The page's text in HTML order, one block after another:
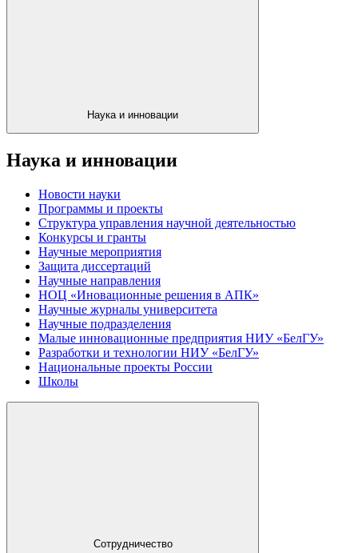
Наука и инновации
Наука и инновации
Новости науки
Программы и проекты
Структура управления научной деятельностью
Конкурсы и гранты
Научные мероприятия
Защита диссертаций
Научные направления
НОЦ «Иновационные решения в АПК»
Научные журналы университета
Научные подразделения
Малые инновационные предприятия НИУ «БелГУ»
Разработки и технологии НИУ «БелГУ»
Национальные проекты России
Школы
Сотрудничество